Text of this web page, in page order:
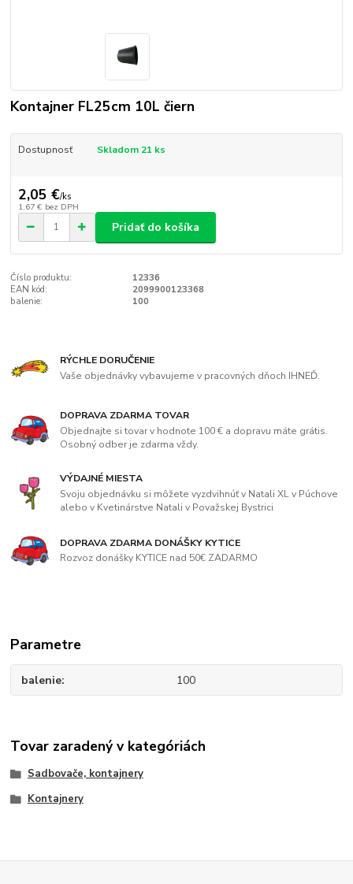
Kontajner FL25cm 10L čiern
Dostupnosť Skladom 21 ks
2,05 €/ks
1,67 € bez DPH
Pridať do košíka
Číslo produktu:
12336
EAN kód:
2099900123368
balenie:
100
RÝCHLE DORUČENIE
Vaše objednávky vybavujeme v pracovných dňoch IHNEĎ.
DOPRAVA ZDARMA TOVAR
Objednajte si tovar v hodnote 100 € a dopravu máte grátis.
Osobný odber je zdarma vždy.
VÝDAJNÉ MIESTA
Svoju objednávku si môžete vyzdvihnúť v Natali XL v Púchove
alebo v Kvetinárstve Natali v Považskej Bystrici
DOPRAVA ZDARMA DONÁŠKY KYTICE
Rozvoz donášky KYTICE nad 50€ ZADARMO
Parametre
balenie 100
Tovar zaradený v kategóriách
Sadbovače, kontajnery
Kontajnery